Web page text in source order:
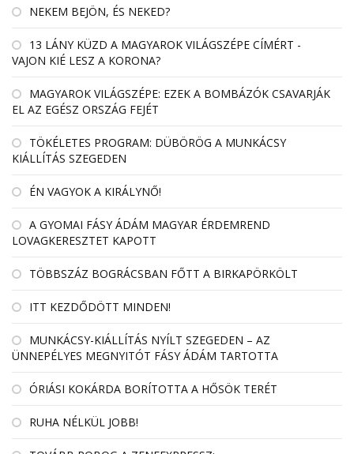
NEKEM BEJÖN, ÉS NEKED?
13 LÁNY KÜZD A MAGYAROK VILÁGSZÉPE CÍMÉRT -
VAJON KIÉ LESZ A KORONA?
MAGYAROK VILÁGSZÉPE: EZEK A BOMBÁZÓK CSAVARJÁK
EL AZ EGÉSZ ORSZÁG FEJÉT
TÖKÉLETES PROGRAM: DÜBÖRÖG A MUNKÁCSY
KIÁLLÍTÁS SZEGEDEN
ÉN VAGYOK A KIRÁLYNŐ!
A GYOMAI FÁSY ÁDÁM MAGYAR ÉRDEMREND
LOVAGKERESZTET KAPOTT
TÖBBSZÁZ BOGRÁCSBAN FŐTT A BIRKAPÖRKÖLT
ITT KEZDŐDÖTT MINDEN!
MUNKÁCSY-KIÁLLÍTÁS NYÍLT SZEGEDEN – AZ
ÜNNEPÉLYES MEGNYITÓT FÁSY ÁDÁM TARTOTTA
ÓRIÁSI KOKÁRDA BORÍTOTTA A HŐSÖK TERÉT
RUHA NÉLKÜL JOBB!